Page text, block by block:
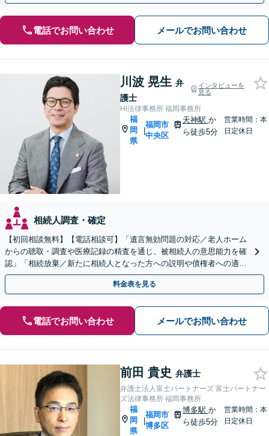
電話でお問い合わせ メールでお問い合わせ
川波 晃生 弁
護士
インタビューを
見る
Hi法律事務所 福岡事務所
福
岡
県
|
福岡市
中央区
天神駅 か
ら徒歩5分
営業時間：本
日定休日
相続人調査・確定
【初回相談無料】【電話相談可】「遺言無効問題の対応／老人ホーム
からの聴取・調査や医療記録の精査を通じ、被相続人の意思能力を確
認」「相続放棄／新たに相続人となった方への説明や債権者への適切
な対応まで、きめ細やかにサポート」【休日・夜間相談可】
料金表を見る
電話でお問い合わせ メールでお問い合わせ
前田 貴史 弁護士
弁護士法人富士パートナーズ 富士パートナー
ズ法律事務所 福岡事務所
福
岡
県
|
福岡市
博多区
博多駅 か
ら徒歩5分
営業時間：本
日定休日